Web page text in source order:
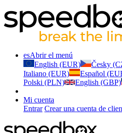
esAbrir el menú
English (EUR)
Česky
Italiano (EUR)
Español
Polski (PLN)
English (GBP)
Mi cuenta
Entrar Crear una cuenta de